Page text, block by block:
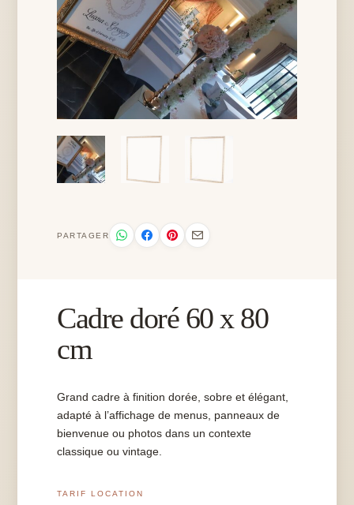
PARTAGER
Cadre doré 60 x 80
cm
Grand cadre à finition dorée, sobre et élégant,
adapté à l’affichage de menus, panneaux de
bienvenue ou photos dans un contexte
classique ou vintage.